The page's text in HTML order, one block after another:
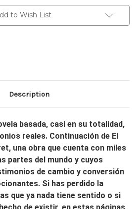
PARTE
DE
EXITOSA
PARTE
DE
EXITOSA
to Wish List
Description
basada, casi en su totalidad,
reales. Continuación de El
una obra que cuenta con miles
partes del mundo y cuyos
de cambio y conversión
Si has perdido la
que ya nada tiene sentido o si